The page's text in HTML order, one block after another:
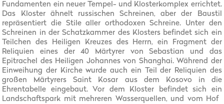
Fundamenten ein neuer Tempel- und Klosterkomplex errichtet.
Das Kloster ähnelt russischen Schreinen, aber der Baustil
repräsentiert die Stile aller orthodoxen Schreine. Unter den
Schreinen in der Schatzkammer des Klosters befindet sich ein
Teilchen des Heiligen Kreuzes des Herrn, ein Fragment der
Reliquien eines der 40 Märtyrer von Sebastian und das
Epitrachel des Heiligen Johannes von Shanghai. Während der
Einweihung der Kirche wurde auch ein Teil der Reliquien des
großen Märtyrers Saint Kosar aus dem Kosovo in die
Ehrentabelle eingebaut. Vor dem Kloster befindet sich ein
Landschaftspark mit mehreren Wasserquellen, und vom Hof ​​